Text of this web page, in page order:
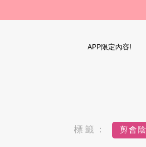
APP限定內容!
標籤： 剪會陰